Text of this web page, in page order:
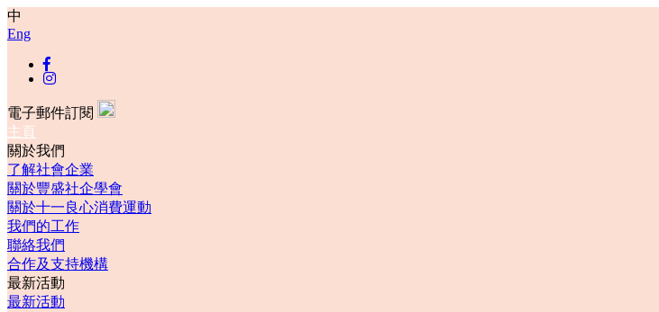
中
Eng
電子郵件訂閱
主頁
關於我們
了解社會企業
關於豐盛社企學會
關於十一良心消費運動
我們的工作
聯絡我們
合作及支持機構
最新活動
最新活動